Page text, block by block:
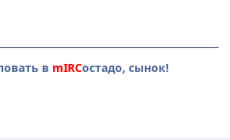
в mIRCостадо, сынок!